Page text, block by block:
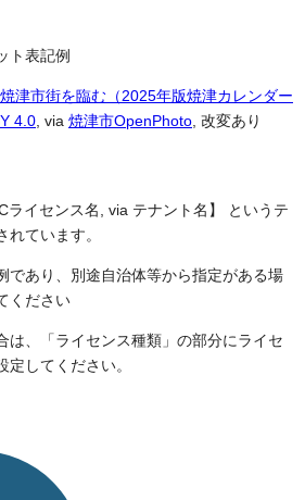
ト表記例
津市街を臨む（2025年版焼津カレンダー
4.0 , via 焼津市OpenPhoto , 改変あり
イセンス名, via テナント名】 というテ
れています。
であり、別途自治体等から指定がある場
ください
、「ライセンス種類」の部分にライセ
定してください。